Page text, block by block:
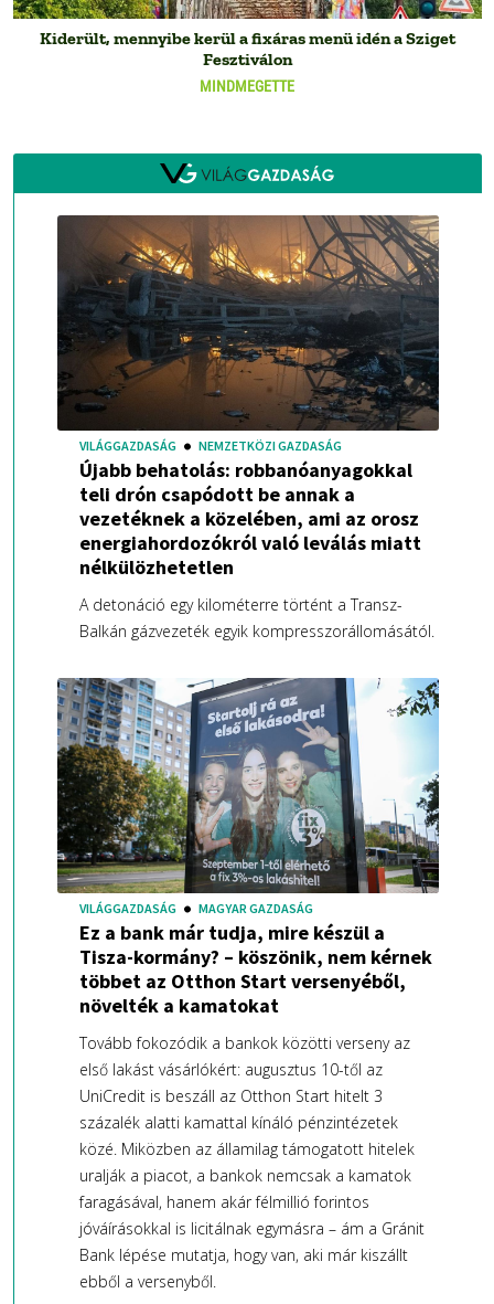
MINDMEGETTE
Kiderült, mennyibe kerül a fixáras menü idén a Sziget
Fesztiválon
VILÁGGAZDASÁG NEMZETKÖZI GAZDASÁG
Újabb behatolás: robbanóanyagokkal
teli drón csapódott be annak a
vezetéknek a közelében, ami az orosz
energiahordozókról való leválás miatt
nélkülözhetetlen
A detonáció egy kilométerre történt a Transz-
Balkán gázvezeték egyik kompresszorállomásától.
VILÁGGAZDASÁG MAGYAR GAZDASÁG
Ez a bank már tudja, mire készül a
Tisza-kormány? – köszönik, nem kérnek
többet az Otthon Start versenyéből,
növelték a kamatokat
Tovább fokozódik a bankok közötti verseny az
első lakást vásárlókért: augusztus 10-től az
UniCredit is beszáll az Otthon Start hitelt 3
százalék alatti kamattal kínáló pénzintézetek
közé. Miközben az államilag támogatott hitelek
uralják a piacot, a bankok nemcsak a kamatok
faragásával, hanem akár félmillió forintos
jóváírásokkal is licitálnak egymásra – ám a Gránit
Bank lépése mutatja, hogy van, aki már kiszállt
ebből a versenyből.